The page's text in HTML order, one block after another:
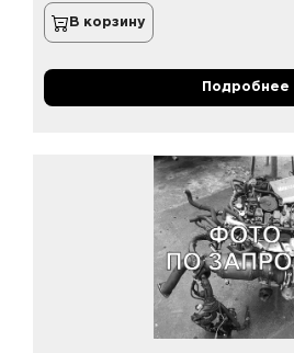
В корзину
Подробнее